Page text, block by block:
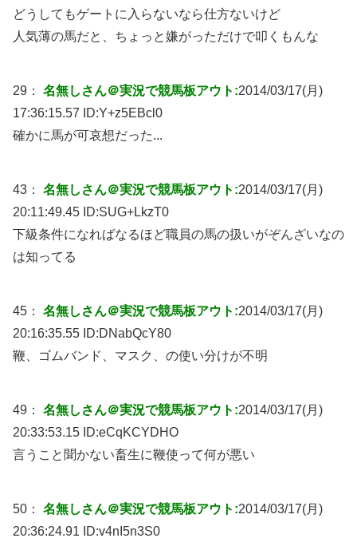
どうしてもゲートに入らないなら仕方ないけど
人気薄の馬だと、ちょっと嫌がっただけで叩くもんな
29： 名無しさん＠実況で競馬板アウト:2014/03/17(月)
17:36:15.57 ID:Y+z5EBcl0
確かに馬が可哀想だった...
43： 名無しさん＠実況で競馬板アウト:2014/03/17(月)
20:11:49.45 ID:SUG+LkzT0
下級条件になればなるほど職員の馬の扱いがぞんざいなの
は知ってる
45： 名無しさん＠実況で競馬板アウト:2014/03/17(月)
20:16:35.55 ID:DNabQcY80
鞭、ゴムバンド、マスク、の使い分けが不明
49： 名無しさん＠実況で競馬板アウト:2014/03/17(月)
20:33:53.15 ID:eCqKCYDHO
言うこと聞かない畜生に鞭使って何が悪い
50： 名無しさん＠実況で競馬板アウト:2014/03/17(月)
20:36:24.91 ID:v4nI5n3S0